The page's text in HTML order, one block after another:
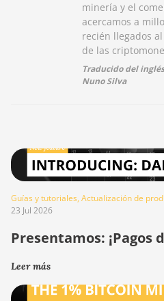
minería y el
acercamos a
recién llegados
de las
Traducido del
Nuno Silva
Guías y tutoriales, Actualización de
23 Jul 2026
Presentamos: ¡Pagos
Leer más